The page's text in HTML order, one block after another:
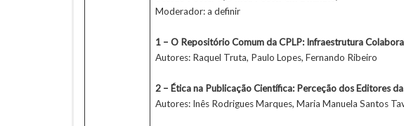
Moderador: a definir
1 – O Repositório Comum da CPLP: Infraestrutura
Autores: Raquel Truta, Paulo Lopes, Fernando Ribeiro
2 – Ética na Publicação Científica: Perceção dos Editores
Autores: Inês Rodrigues Marques, Maria Manuela Santos